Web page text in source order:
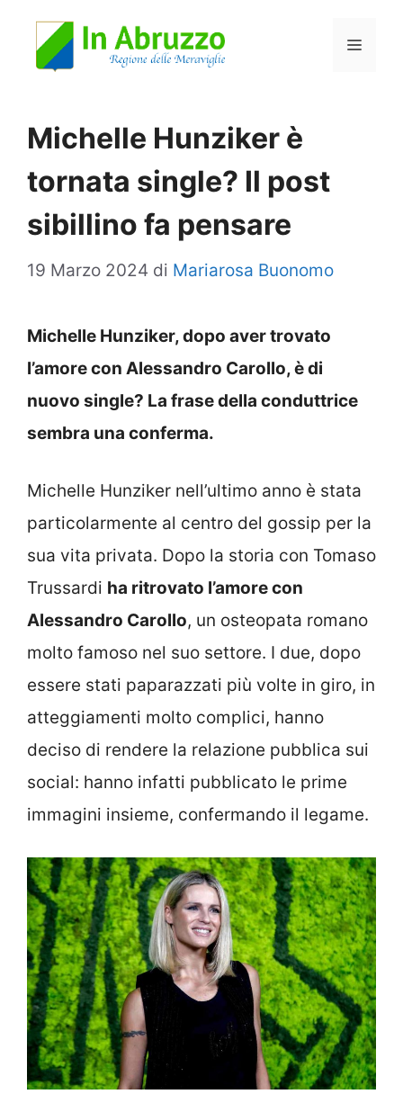
Menu
Michelle Hunziker è
tornata single? Il post
sibillino fa pensare
19 Marzo 2024 di Mariarosa Buonomo
Michelle Hunziker, dopo aver trovato
l’amore con Alessandro Carollo, è di
nuovo single? La frase della conduttrice
sembra una conferma.
Michelle Hunziker nell’ultimo anno è stata
particolarmente al centro del gossip per la
sua vita privata. Dopo la storia con Tomaso
Trussardi ha ritrovato l’amore con
Alessandro Carollo, un osteopata romano
molto famoso nel suo settore. I due, dopo
essere stati paparazzati più volte in giro, in
atteggiamenti molto complici, hanno
deciso di rendere la relazione pubblica sui
social: hanno infatti pubblicato le prime
immagini insieme, confermando il legame.